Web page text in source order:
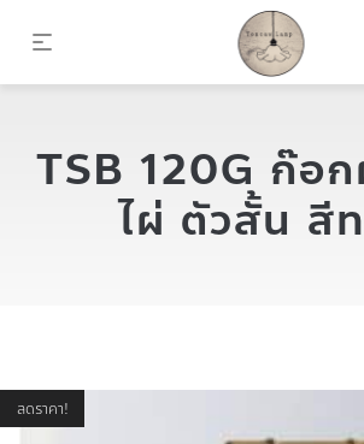
TSB 120G ก๊อ
ไผ่ ตัวสั้น สี
ลดราคา!